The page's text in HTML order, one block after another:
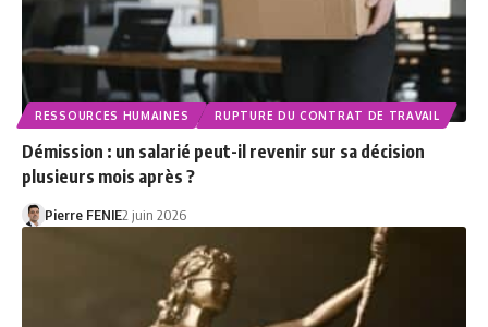
RESSOURCES HUMAINES RUPTURE DU CONTRAT DE TRAVAIL
Démission : un salarié peut-il revenir sur sa décision
plusieurs mois après ?
Pierre FENIE2 juin 2026